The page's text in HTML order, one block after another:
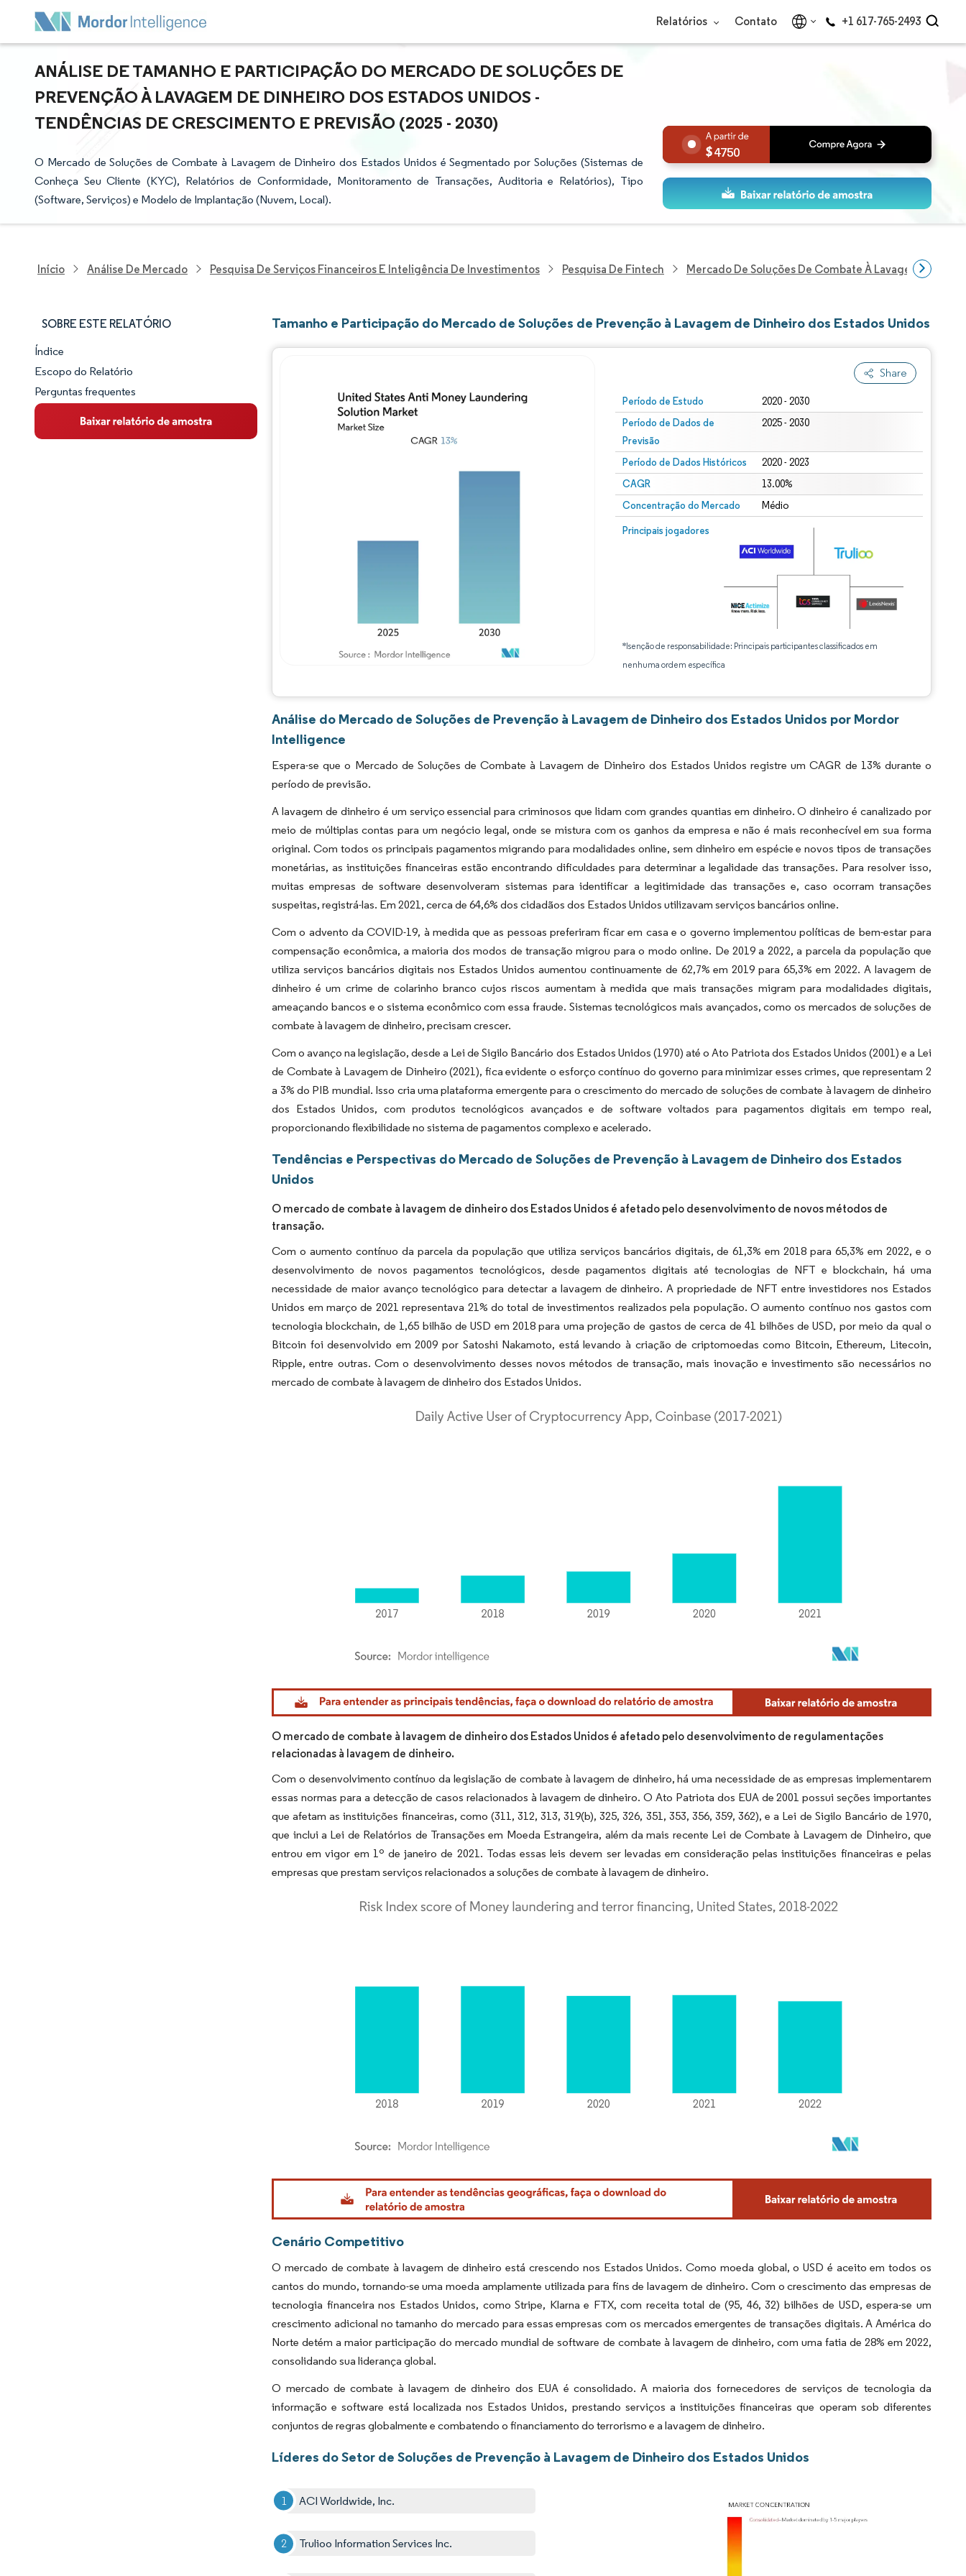
Relatórios Contato +1 617-765-2493
ANÁLISE DE TAMANHO E PARTICIPAÇÃO DO MERCADO DE SOLUÇÕES DE
PREVENÇÃO À LAVAGEM DE DINHEIRO DOS ESTADOS UNIDOS -
TENDÊNCIAS DE CRESCIMENTO E PREVISÃO (2025 - 2030)
O Mercado de Soluções de Combate à Lavagem de Dinheiro dos Estados Unidos é Segmentado por Soluções (Sistemas de
Conheça Seu Cliente (KYC), Relatórios de Conformidade, Monitoramento de Transações, Auditoria e Relatórios), Tipo
(Software, Serviços) e Modelo de Implantação (Nuvem, Local).
4750
Início Análise De Mercado Pesquisa De Serviços Financeiros E Inteligência De Investimentos Pesquisa De Fintech Mercado De Soluções De Combate À Lavagem De
SOBRE ESTE RELATÓRIO
Panorama do Mercado
Visão Geral do Mercado
Principais Tendências de Mercado
Índice
Escopo do Relatório
Perguntas frequentes
Tamanho e Participação do Mercado de Soluções de Prevenção à Lavagem de Dinheiro dos Estados Unidos
Share
Período de Estudo 2020 - 2030
Período de Dados de
Previsão
2025 - 2030
Período de Dados Históricos 2020 - 2023
CAGR 13.00%
Concentração do Mercado Médio
Principais jogadores
*Isenção de responsabilidade: Principais participantes classificados em
nenhuma ordem específica
Análise do Mercado de Soluções de Prevenção à Lavagem de Dinheiro dos Estados Unidos por Mordor
Intelligence
Espera-se que o Mercado de Soluções de Combate à Lavagem de Dinheiro dos Estados Unidos registre um CAGR de 13% durante o
período de previsão.
A lavagem de dinheiro é um serviço essencial para criminosos que lidam com grandes quantias em dinheiro. O dinheiro é canalizado por
meio de múltiplas contas para um negócio legal, onde se mistura com os ganhos da empresa e não é mais reconhecível em sua forma
original. Com todos os principais pagamentos migrando para modalidades online, sem dinheiro em espécie e novos tipos de transações
monetárias, as instituições financeiras estão encontrando dificuldades para determinar a legalidade das transações. Para resolver isso,
muitas empresas de software desenvolveram sistemas para identificar a legitimidade das transações e, caso ocorram transações
suspeitas, registrá-las. Em 2021, cerca de 64,6% dos cidadãos dos Estados Unidos utilizavam serviços bancários online.
Com o advento da COVID-19, à medida que as pessoas preferiram ficar em casa e o governo implementou políticas de bem-estar para
compensação econômica, a maioria dos modos de transação migrou para o modo online. De 2019 a 2022, a parcela da população que
utiliza serviços bancários digitais nos Estados Unidos aumentou continuamente de 62,7% em 2019 para 65,3% em 2022. A lavagem de
dinheiro é um crime de colarinho branco cujos riscos aumentam à medida que mais transações migram para modalidades digitais,
ameaçando bancos e o sistema econômico com essa fraude. Sistemas tecnológicos mais avançados, como os mercados de soluções de
combate à lavagem de dinheiro, precisam crescer.
Com o avanço na legislação, desde a Lei de Sigilo Bancário dos Estados Unidos (1970) até o Ato Patriota dos Estados Unidos (2001) e a Lei
de Combate à Lavagem de Dinheiro (2021), fica evidente o esforço contínuo do governo para minimizar esses crimes, que representam 2
a 3% do PIB mundial. Isso cria uma plataforma emergente para o crescimento do mercado de soluções de combate à lavagem de dinheiro
dos Estados Unidos, com produtos tecnológicos avançados e de software voltados para pagamentos digitais em tempo real,
proporcionando flexibilidade no sistema de pagamentos complexo e acelerado.
Tendências e Perspectivas do Mercado de Soluções de Prevenção à Lavagem de Dinheiro dos Estados
Unidos
O mercado de combate à lavagem de dinheiro dos Estados Unidos é afetado pelo desenvolvimento de novos métodos de
transação.
Com o aumento contínuo da parcela da população que utiliza serviços bancários digitais, de 61,3% em 2018 para 65,3% em 2022, e o
desenvolvimento de novos pagamentos tecnológicos, desde pagamentos digitais até tecnologias de NFT e blockchain, há uma
necessidade de maior avanço tecnológico para detectar a lavagem de dinheiro. A propriedade de NFT entre investidores nos Estados
Unidos em março de 2021 representava 21% do total de investimentos realizados pela população. O aumento contínuo nos gastos com
tecnologia blockchain, de 1,65 bilhão de USD em 2018 para uma projeção de gastos de cerca de 41 bilhões de USD, por meio da qual o
Bitcoin foi desenvolvido em 2009 por Satoshi Nakamoto, está levando à criação de criptomoedas como Bitcoin, Ethereum, Litecoin,
Ripple, entre outras. Com o desenvolvimento desses novos métodos de transação, mais inovação e investimento são necessários no
mercado de combate à lavagem de dinheiro dos Estados Unidos.
Imagem © Mordor Intelligence. O reuso requer atribuição conforme CC BY 4.0.
O mercado de combate à lavagem de dinheiro dos Estados Unidos é afetado pelo desenvolvimento de regulamentações
relacionadas à lavagem de dinheiro.
Com o desenvolvimento contínuo da legislação de combate à lavagem de dinheiro, há uma necessidade de as empresas implementarem
essas normas para a detecção de casos relacionados à lavagem de dinheiro. O Ato Patriota dos EUA de 2001 possui seções importantes
que afetam as instituições financeiras, como (311, 312, 313, 319(b), 325, 326, 351, 353, 356, 359, 362), e a Lei de Sigilo Bancário de 1970,
que inclui a Lei de Relatórios de Transações em Moeda Estrangeira, além da mais recente Lei de Combate à Lavagem de Dinheiro, que
entrou em vigor em 1º de janeiro de 2021. Todas essas leis devem ser levadas em consideração pelas instituições financeiras e pelas
empresas que prestam serviços relacionados a soluções de combate à lavagem de dinheiro.
Imagem © Mordor Intelligence. O reuso requer atribuição conforme CC BY 4.0.
Cenário Competitivo
O mercado de combate à lavagem de dinheiro está crescendo nos Estados Unidos. Como moeda global, o USD é aceito em todos os
cantos do mundo, tornando-se uma moeda amplamente utilizada para fins de lavagem de dinheiro. Com o crescimento das empresas de
tecnologia financeira nos Estados Unidos, como Stripe, Klarna e FTX, com receita total de (95, 46, 32) bilhões de USD, espera-se um
crescimento adicional no tamanho do mercado para essas empresas com os mercados emergentes de transações digitais. A América do
Norte detém a maior participação do mercado mundial de software de combate à lavagem de dinheiro, com uma fatia de 28% em 2022,
consolidando sua liderança global.
O mercado de combate à lavagem de dinheiro dos EUA é consolidado. A maioria dos fornecedores de serviços de tecnologia da
informação e software está localizada nos Estados Unidos, prestando serviços a instituições financeiras que operam sob diferentes
conjuntos de regras globalmente e combatendo o financiamento do terrorismo e a lavagem de dinheiro.
Líderes do Setor de Soluções de Prevenção à Lavagem de Dinheiro dos Estados Unidos
ACI Worldwide, Inc.
Trulioo Information Services Inc.